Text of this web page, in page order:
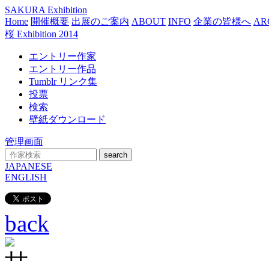
SAKURA Exhibition
Home 開催概要 出展のご案内 ABOUT INFO 企業の皆様へ
桜 Exhibition 2014
エントリー作家
エントリー作品
Tumblr リンク集
投票
検索
壁紙ダウンロード
管理画面
search
JAPANESE
ENGLISH
back